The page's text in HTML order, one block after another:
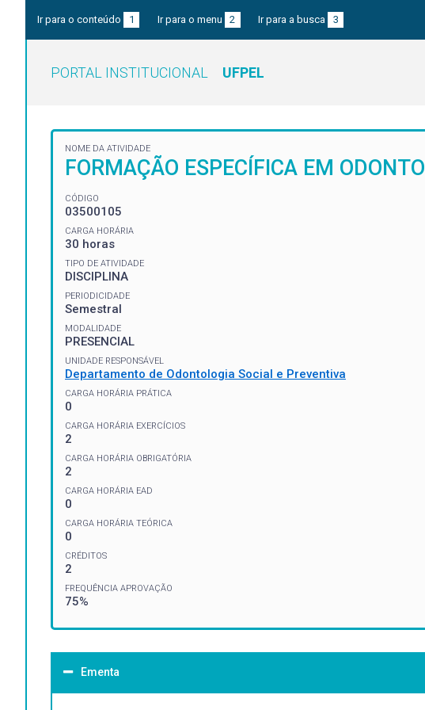
Ir para o conteúdo 1 Ir para o menu 2 Ir para a busca 3
PORTAL INSTITUCIONAL UFPEL
NOME DA ATIVIDADE
FORMAÇÃO ESPECÍFICA EM
CÓDIGO
03500105
CARGA HORÁRIA
30 horas
TIPO DE ATIVIDADE
DISCIPLINA
PERIODICIDADE
Semestral
MODALIDADE
PRESENCIAL
UNIDADE RESPONSÁVEL
Departamento de Odontologia Social e Preventiva
CARGA HORÁRIA PRÁTICA
0
CARGA HORÁRIA EXERCÍCIOS
2
CARGA HORÁRIA OBRIGATÓRIA
2
CARGA HORÁRIA EAD
0
CARGA HORÁRIA TEÓRICA
0
CRÉDITOS
2
FREQUÊNCIA APROVAÇÃO
75%
Ementa